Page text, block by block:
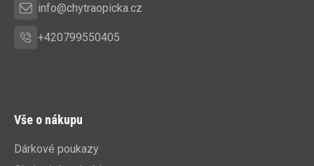
info@chytraopicka.cz
+420799550405
Vše o nákupu
Dárkové poukazy